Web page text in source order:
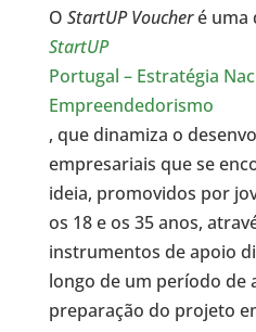
O StartUP Voucheré uma
StartUP
Portugal – Estratégia
Empreendedorismo
, que dinamiza o
empresariais que se
ideia, promovidos por
os 18 e os 35 anos,
instrumentos de apoio
longo de um período de
preparação do projeto